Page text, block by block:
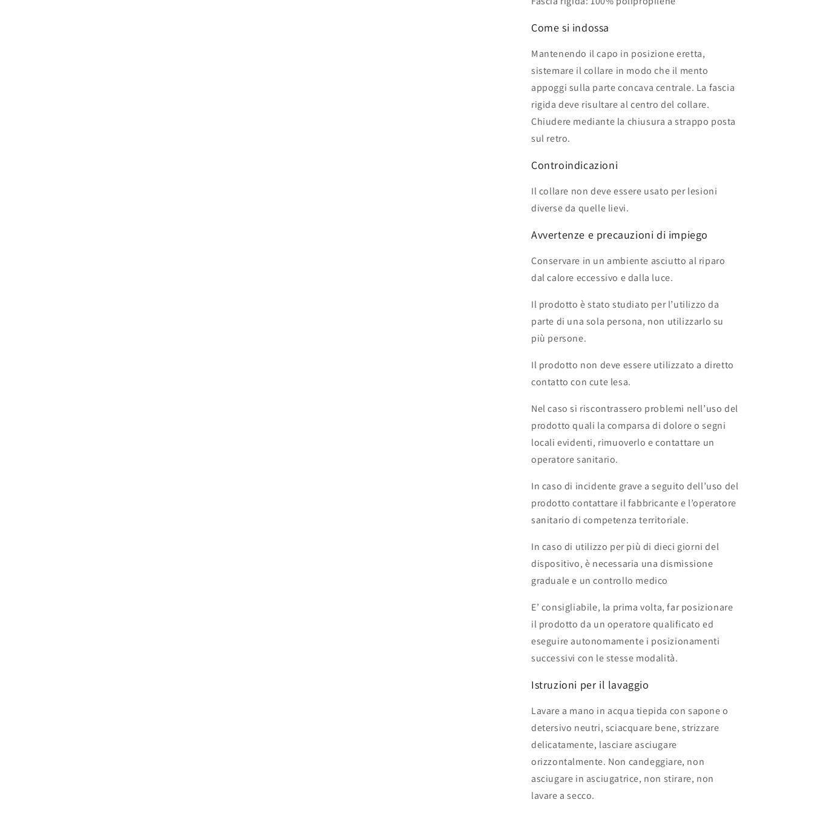
Come si indossa
Mantenendo il capo in posizione eretta,
sistemare il collare in modo che il mento
appoggi sulla parte concava centrale. La fascia
rigida deve risultare al centro del collare.
Chiudere mediante la chiusura a strappo posta
sul retro.
Controindicazioni
Il collare non deve essere usato per lesioni
diverse da quelle lievi.
Avvertenze e precauzioni di impiego
Conservare in un ambiente asciutto al riparo
dal calore eccessivo e dalla luce.
Il prodotto è stato studiato per l’utilizzo da
parte di una sola persona, non utilizzarlo su
più persone.
Il prodotto non deve essere utilizzato a diretto
contatto con cute lesa.
Nel caso si riscontrassero problemi nell’uso del
prodotto quali la comparsa di dolore o segni
locali evidenti, rimuoverlo e contattare un
operatore sanitario.
In caso di incidente grave a seguito dell’uso del
prodotto contattare il fabbricante e l’operatore
sanitario di competenza territoriale.
In caso di utilizzo per più di dieci giorni del
dispositivo, è necessaria una dismissione
graduale e un controllo medico
E’ consigliabile, la prima volta, far posizionare
il prodotto da un operatore qualificato ed
eseguire autonomamente i posizionamenti
successivi con le stesse modalità.
Istruzioni per il lavaggio
Lavare a mano in acqua tiepida con sapone o
detersivo neutri, sciacquare bene, strizzare
delicatamente, lasciare asciugare
orizzontalmente. Non candeggiare, non
asciugare in asciugatrice, non stirare, non
lavare a secco.